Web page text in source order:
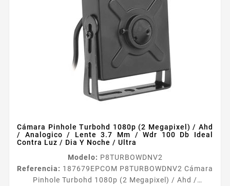
Cámara Pinhole Turbohd 1080p (2 Megapixel) / Ahd
/ Analogico / Lente 3.7 Mm / Wdr 100 Db Ideal
Contra Luz / Dia Y Noche / Ultra
Modelo: P8TURBOWDNV2
Referencia: 187679EPCOM P8TURBOWDNV2 Cámara
Pinhole Turbohd 1080p (2 Megapixel) / Ahd /